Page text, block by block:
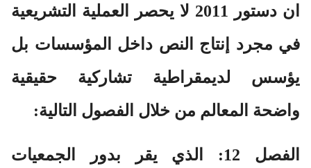
ان دستور 2011 لا يحصر العملية التشريعية
في مجرد إنتاج النص داخل المؤسسات بل
يؤسس لديمقراطية تشاركية حقيقية
واضحة المعالم من خلال الفصول التالية:
الفصل 12:
الذي يقر بدور الجمعيات